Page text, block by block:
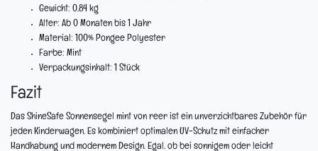
Gewicht: 0,84 kg
Alter: Ab 0 Monaten bis 1 Jahr
Material: 100% Pongee Polyester
Farbe: Mint
Verpackungsinhalt: 1 Stück
Fazit
Das ShineSafe Sonnensegel mint von reer ist ein unverzichtbares Zubehör für
jeden Kinderwagen. Es kombiniert optimalen UV-Schutz mit einfacher
Handhabung und modernem Design. Egal, ob bei sonnigem oder leicht